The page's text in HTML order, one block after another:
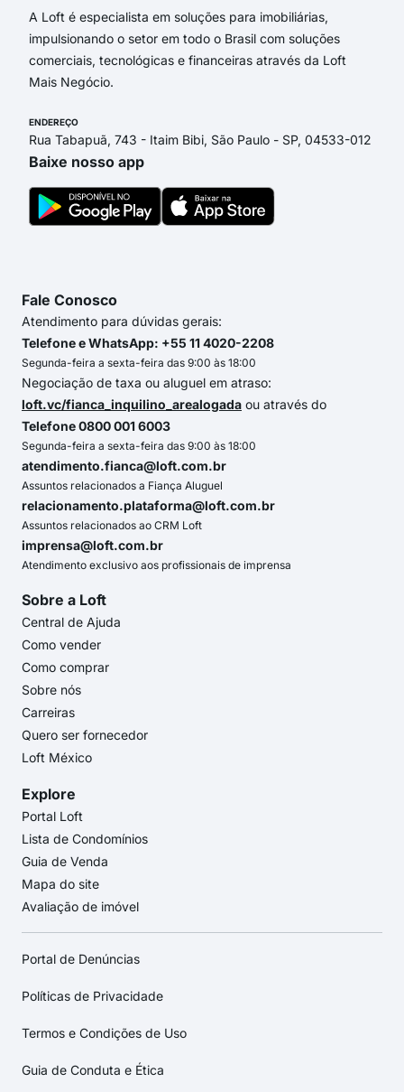
A Loft é especialista em soluções para imobiliárias,
impulsionando o setor em todo o Brasil com soluções
comerciais, tecnológicas e financeiras através da Loft
Mais Negócio.
ENDEREÇO
Rua Tabapuã, 743 - Itaim Bibi, São Paulo - SP, 04533-012
Baixe nosso app
Fale Conosco
Atendimento para dúvidas gerais:
Telefone e WhatsApp: +55 11 4020-2208
Segunda-feira a sexta-feira das 9:00 às 18:00
Negociação de taxa ou aluguel em atraso:
loft.vc/fianca_inquilino_arealogada ou através do
Telefone 0800 001 6003
Segunda-feira a sexta-feira das 9:00 às 18:00
atendimento.fianca@loft.com.br
Assuntos relacionados a Fiança Aluguel
relacionamento.plataforma@loft.com.br
Assuntos relacionados ao CRM Loft
imprensa@loft.com.br
Atendimento exclusivo aos profissionais de imprensa
Sobre a Loft
Central de Ajuda
Como vender
Como comprar
Sobre nós
Carreiras
Quero ser fornecedor
Loft México
Explore
Portal Loft
Lista de Condomínios
Guia de Venda
Mapa do site
Avaliação de imóvel
Portal de Denúncias
Políticas de Privacidade
Termos e Condições de Uso
Guia de Conduta e Ética